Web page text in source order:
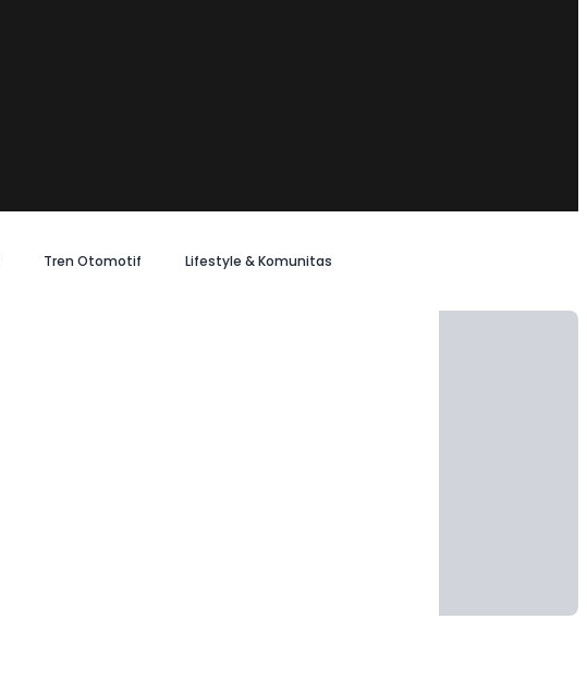
Tren Otomotif Lifestyle & Komunitas